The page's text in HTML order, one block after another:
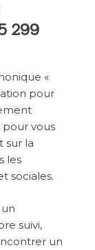
299
«
pour
vous
sur la
les
sociales.
suivi,
un